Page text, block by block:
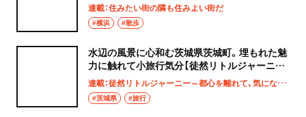
連載：住みたい街の隣も住みよい街だ
#横浜 #散歩
水辺の風景に心和む茨城県茨城町。埋もれた魅
力に触れて小旅行気分【徒然リトルジャーニ
ー】
連載：徒然リトルジャーニー～都心を離れて、気になる土地へ
#茨城県 #旅行